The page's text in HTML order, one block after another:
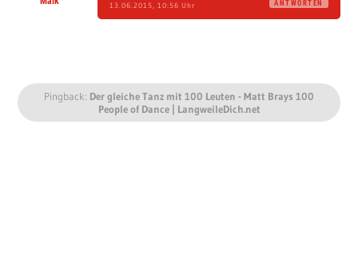
13.06.2015, 10:56 Uhr ANTWORTEN
Pingback: Der gleiche Tanz mit 100 Leuten - Matt Brays 100
People of Dance | LangweileDich.net